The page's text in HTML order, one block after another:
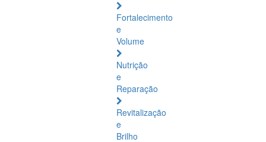
Fortalecimento
e
Volume
Nutrição
e
Reparação
Revitalização
e
Brilho